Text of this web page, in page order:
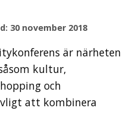
30 november 2018
är närheten
kultur,
och
att kombinera